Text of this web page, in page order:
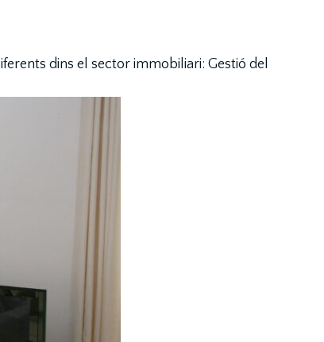
dins el sector immobiliari: Gestió del